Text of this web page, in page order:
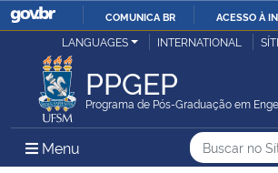
IR
COMUNICA BR ACESSO À
Ministério da Justiça e Segurança Pública
Ministério da Defesa
LANGUAGES INTERNATIONAL
PPGEP
Programa de Pós-Graduação em
Menu Menu Principal do Sítio
Busca
Buscar
Busca: